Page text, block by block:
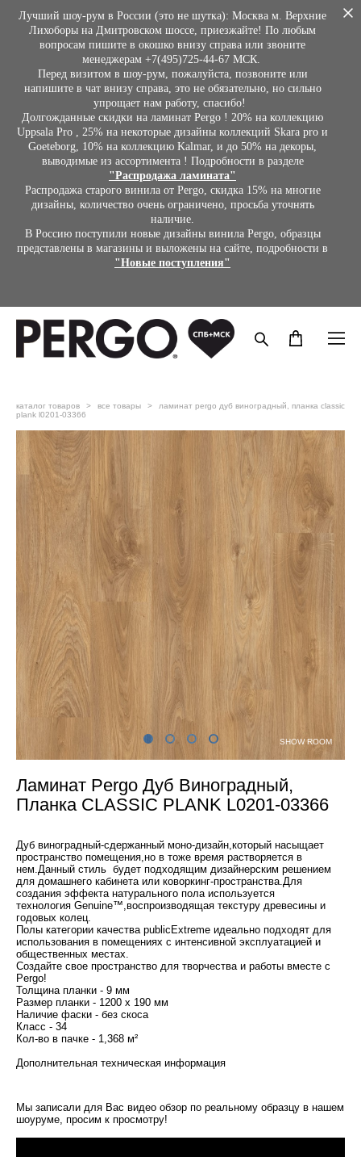
Лучший шоу-рум в России (это не шутка): Москва м. Верхние
Лихоборы на Дмитровском шоссе, приезжайте! По любым
вопросам пишите в окошко внизу справа или звоните
менеджерам +7(495)725-44-67 МСК.
Перед визитом в шоу-рум, пожалуйста, позвоните или
напишите в чат внизу справа, это не обязательно, но сильно
упрощает нам работу, спасибо!
Долгожданные скидки на ламинат Pergo ! 20% на коллекцию
Uppsala Pro , 25% на некоторые дизайны коллекций Skara pro и
Goeteborg, 10% на коллекцию Kalmar, и до 50% на декоры,
выводимые из ассортимента ! Подробности в разделе
"Распродажа ламината"
Распродажа старого винила от Pergo, скидка 15% на многие
дизайны, количество очень ограничено, просьба уточнять
наличие.
В Россию поступили новые дизайны винила Pergo, образцы
представлены в магазины и выложены на сайте, подробности в
"Новые поступления"
каталог товаров > все товары >
ламинат pergo дуб виноградный, планка classic
plank l0201-03366
SHOW ROOM
Ламинат Pergo Дуб Виноградный,
Планка CLASSIC PLANK L0201-03366
Дуб виноградный-сдержанный моно-дизайн,который насыщает
пространство помещения,но в тоже время растворяется в
нем.Данный стиль будет подходящим дизайнерским решением
для домашнего кабинета или коворкинг-пространства.Для
создания эффекта натурального пола используется
технология Genuine™,воспроизводящая текстуру древесины и
годовых колец.
Полы категории качества publicExtreme идеально подходят для
использования в помещениях с интенсивной эксплуатацией и
общественных местах.
Создайте свое пространство для творчества и работы вместе с
Pergo!
Толщина планки - 9 мм
Размер планки - 1200 x 190 мм
Наличие фаски - без скоса
Класс - 34
Кол-во в пачке - 1,368 м²
Дополнительная техническая информация
Мы записали для Вас видео обзор по реальному образцу в нашем
шоуруме, просим к просмотру!